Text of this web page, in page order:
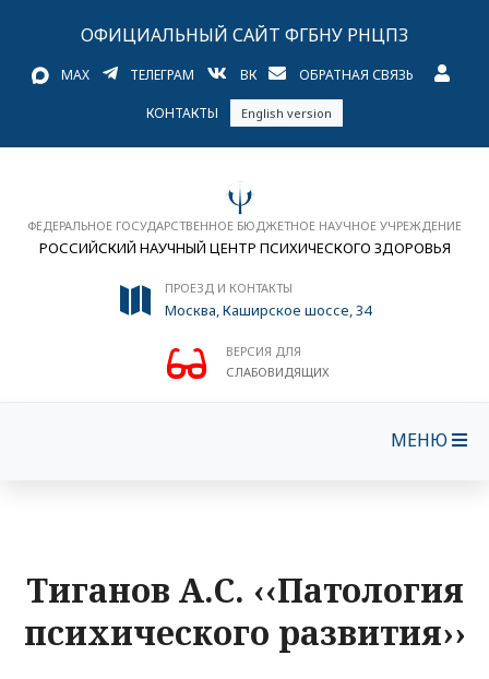
ОФИЦИАЛЬНЫЙ САЙТ ФГБНУ РНЦПЗ
MAX ТЕЛЕГРАМ ВК ОБРАТНАЯ СВЯЗЬ
КОНТАКТЫ English version
ФЕДЕРАЛЬНОЕ ГОСУДАРСТВЕННОЕ БЮДЖЕТНОЕ НАУЧНОЕ УЧРЕЖДЕНИЕ
РОССИЙСКИЙ НАУЧНЫЙ ЦЕНТР ПСИХИЧЕСКОГО ЗДОРОВЬЯ
ПРОЕЗД И КОНТАКТЫ
Москва, Каширское шоссе, 34
ВЕРСИЯ ДЛЯ
СЛАБОВИДЯЩИХ
МЕНЮ
Тиганов А.С. ‹‹Патология
психического развития››